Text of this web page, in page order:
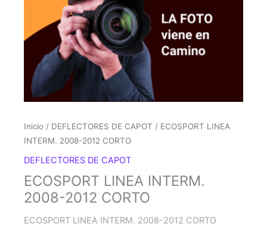
Inicio / DEFLECTORES DE CAPOT / ECOSPORT LINEA
INTERM. 2008-2012 CORTO
DEFLECTORES DE CAPOT
ECOSPORT LINEA INTERM.
2008-2012 CORTO
ECOSPORT LINEA INTERM. 2008-2012 CORTO